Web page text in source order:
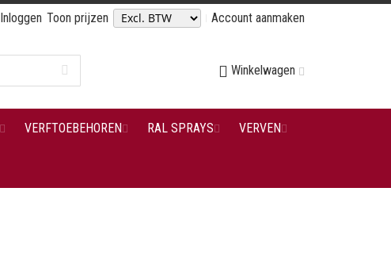
Inloggen Toon prijzen Account aanmaken
Winkelwagen
VERFTOEBEHOREN RAL SPRAYS VERVEN